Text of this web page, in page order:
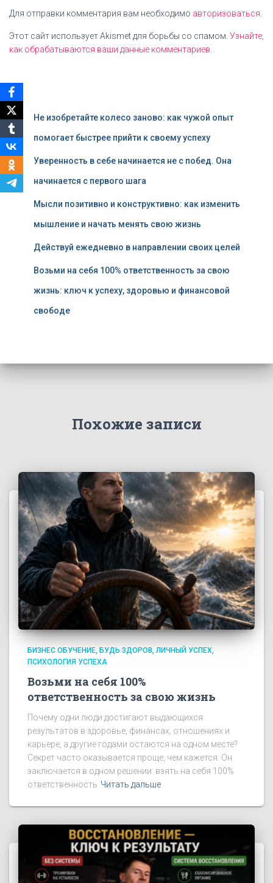
Для отправки комментария вам необходимо авторизоваться
Этот сайт использует Akismet для борьбы со спамом. Узнайте,
как обрабатываются ваши данные комментариев
Не изобретайте колесо заново: как чужой опыт
помогает быстрее прийти к своему успеху
Уверенность в себе начинается не с побед. Она
начинается с первого шага
Мысли позитивно и конструктивно: как изменить
мышление и начать менять свою жизнь
Действуй ежедневно в направлении своих целей
Возьми на себя 100% ответственность за свою
жизнь: ключ к успеху, здоровью и финансовой
свободе
Похожие записи
БИЗНЕС ОБУЧЕНИЕ БУДЬ ЗДОРОВ ЛИЧНЫЙ УСПЕХ
ПСИХОЛОГИЯ УСПЕХА
Возьми на себя 100%
ответственность за свою жизнь
Почему одни люди достигают выдающихся
результатов в здоровье, финансах, отношениях и
карьере, а другие годами остаются на одном месте?
Секрет часто оказывается проще, чем кажется. Он
заключается в одном решении: взять на себя 100%
ответственность Читать дальше